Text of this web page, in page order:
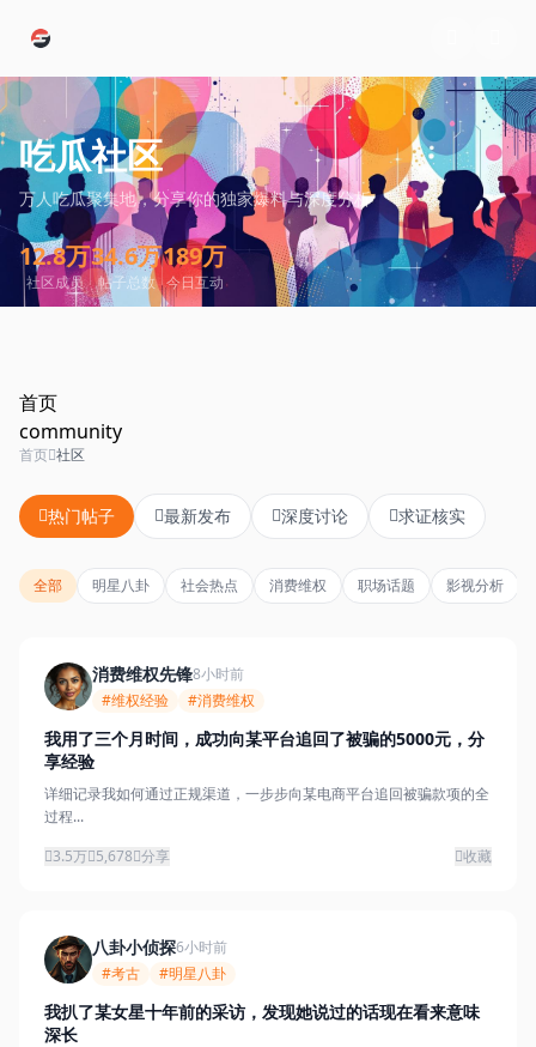
吃瓜社区
万人吃瓜聚集地，分享你的独家爆料与深度分析
12.8万
社区成员
34.6万
帖子总数
189万
今日互动
首页
community
首页 社区
热门帖子 最新发布 深度讨论 求证核实
全部 明星八卦 社会热点 消费维权 职场话题 影视分析
消费维权先锋8小时前
#维权经验
#消费维权
我用了三个月时间，成功向某平台追回了被骗的5000元，分
享经验
详细记录我如何通过正规渠道，一步步向某电商平台追回被骗款项的全
过程...
3.5万 5,678 分享 收藏
八卦小侦探6小时前
#考古
#明星八卦
我扒了某女星十年前的采访，发现她说过的话现在看来意味
深长